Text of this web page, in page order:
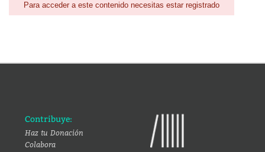
Para acceder a este contenido necesitas estar registrado
Contribuye:
Haz tu Donación
Colabora